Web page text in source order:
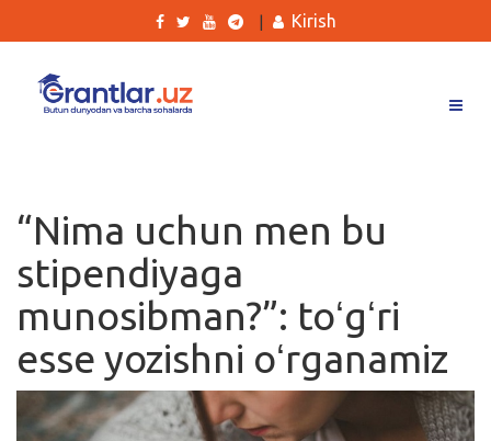
Ishlar
Kurslar
Blog
Yana
Kirish
“Nima uchun men bu
stipendiyaga
munosibman?”: toʻgʻri
esse yozishni oʻrganamiz